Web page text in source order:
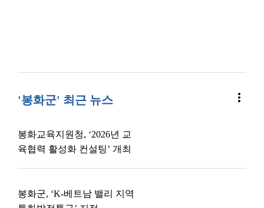
'봉화군' 최근 뉴스 more_vert
봉화교육지원청, ‘2026년 교
육협력 활성화 컨설팅’ 개최
봉화군, ‘K-베트남 밸리 지역